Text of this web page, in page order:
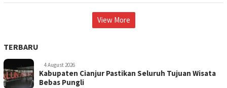
View More
TERBARU
4 August 2026
Kabupaten Cianjur Pastikan Seluruh Tujuan Wisata
Bebas Pungli